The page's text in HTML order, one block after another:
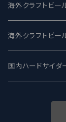
忽布古丹醸造 -
ワイマーケット
志賀高原ビール -
Fair State フェ
Lagunitas ラグ
FirestoneWalker
ワイルドチャイル
BrewDog
The Flying Inn /
Heart Of
Carbon brews -
TAIHU - タイフー
ROCKY RIDGE -
BODRIGGY
CO-
海外クラフトビ
Jackie O's ジャ
Westbrook ウェ
海外クラフトビ
Karmeliten カー
国内ハードサイダ